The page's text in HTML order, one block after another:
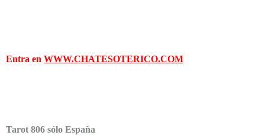
Entra en WWW.CHATESOTERICO.COM
Tarot 806 sólo España